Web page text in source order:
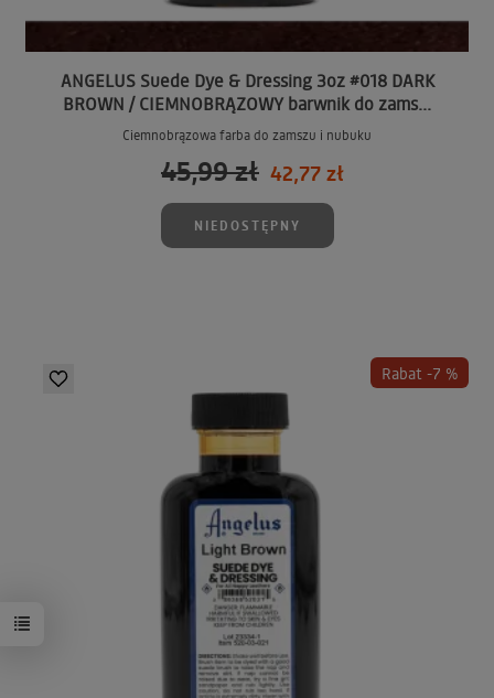
ANGELUS Suede Dye & Dressing 3oz #018 DARK
BROWN / CIEMNOBRĄZOWY barwnik do zams...
Ciemnobrązowa farba do zamszu i nubuku
45,99 zł 42,77 zł
NIEDOSTĘPNY
Rabat -7 %